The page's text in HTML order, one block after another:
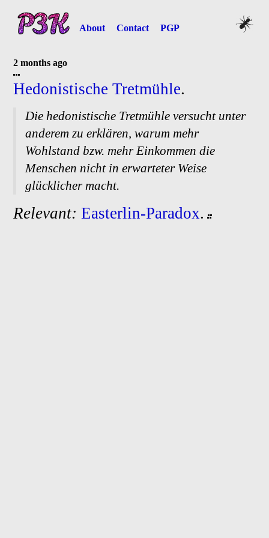
About Contact PGP
2 months ago
Hedonistische Tretmühle.
Die hedonistische Tretmühle versucht unter
anderem zu erklären, warum mehr
Wohlstand bzw. mehr Einkommen die
Menschen nicht in erwarteter Weise
glücklicher macht.
Relevant: Easterlin-Paradox.